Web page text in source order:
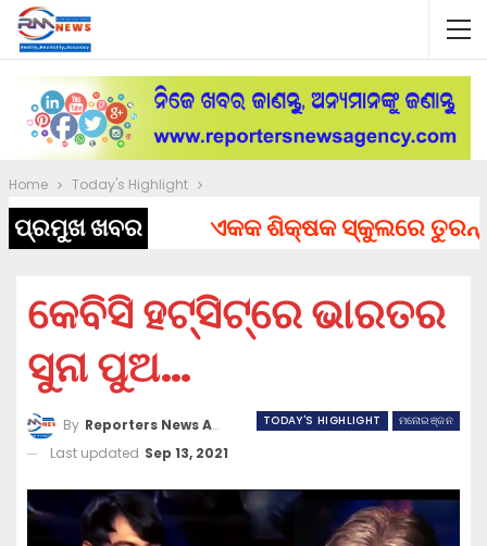
Home Today's Highlight
ପ୍ରମୁଖ ଖବର ଏକକ ଶିକ୍ଷକ ସ୍କୁଲରେ ତୁରନ୍ତ
କେବିସି ହଟ୍‌ସିଟ୍‌ରେ ଭାରତର
ସୁନା ପୁଅ…
TODAY'S HIGHLIGHT ମନୋରଞ୍ଜନ
By Reporters News Agency
Last updated Sep 13, 2021